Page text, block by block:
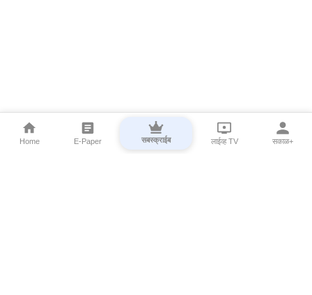
Home E-Paper सबस्क्राईब लाईव्ह TV सकाळ+